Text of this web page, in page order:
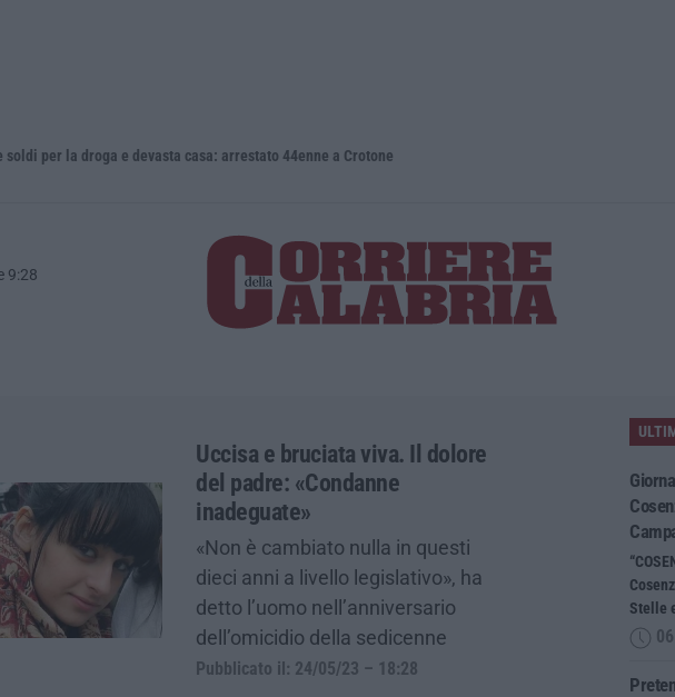
la droga e devasta casa: arrestato 44enne a Crotone
9:28
Uccisa e bruciata viva. Il dolore
del padre: «Condanne
inadeguate»
«Non è cambiato nulla in questi
dieci anni a livello legislativo», ha
detto l’uomo nell’anniversario
dell’omicidio della sedicenne
Pubblicato il: 24/05/23 – 18:28
Stelle